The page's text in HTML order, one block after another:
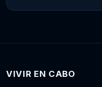
VIVIR EN CABO